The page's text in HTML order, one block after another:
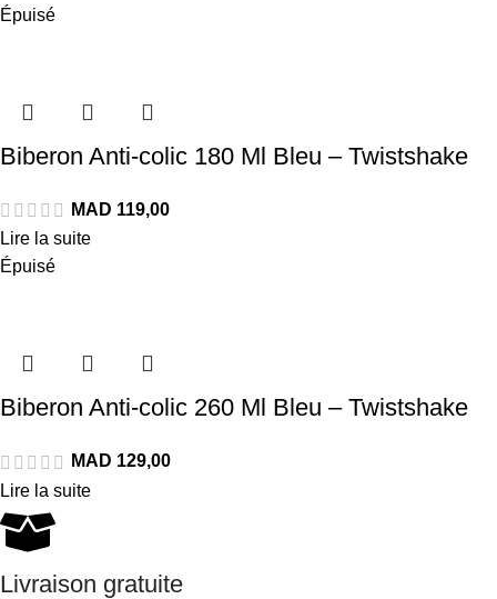
Épuisé
Biberon Anti-colic 180 Ml Bleu – Twistshake
Lire la suite
Épuisé
Biberon Anti-colic 260 Ml Bleu – Twistshake
Lire la suite
Livraison gratuite